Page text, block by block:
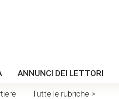
ANNUNCI DEI LETTORI
Tutte le rubriche >